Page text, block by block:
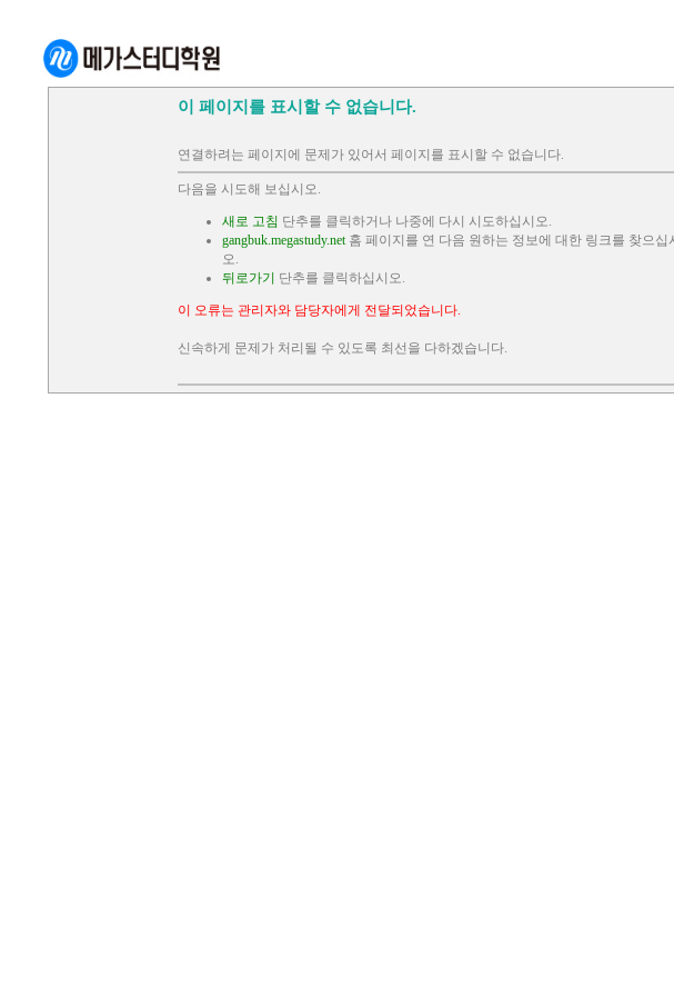
이 페이지를 표시할 수 없습니다.
연결하려는 페이지에 문제가 있어서 페이지를 표시할 수 없습니다.
다음을 시도해 보십시오.
새로 고침 단추를 클릭하거나 나중에 다시 시도하십시오.
gangbuk.megastudy.net홈 페이지를 연 다음 원하는 정보에 대한 링크를 찾으십
오.
뒤로가기
단추를 클릭하십시오.
이 오류는 관리자와 담당자에게 전달되었습니다.
신속하게 문제가 처리될 수 있도록 최선을 다하겠습니다.